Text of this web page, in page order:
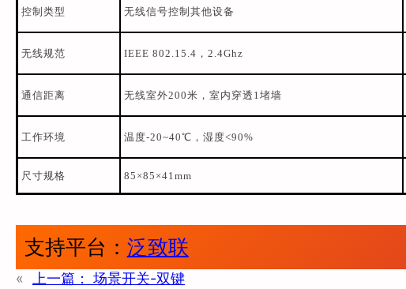
控制类型 无线信号控制其他设备
无线规范 IEEE 802.15.4，2.4Ghz
通信距离 无线室外200米，室内穿透1堵墙
工作环境 温度-20~40℃，湿度<90%
尺寸规格 85×85×41mm
支持平台： 泛致联
« 上一篇： 场景开关-双键